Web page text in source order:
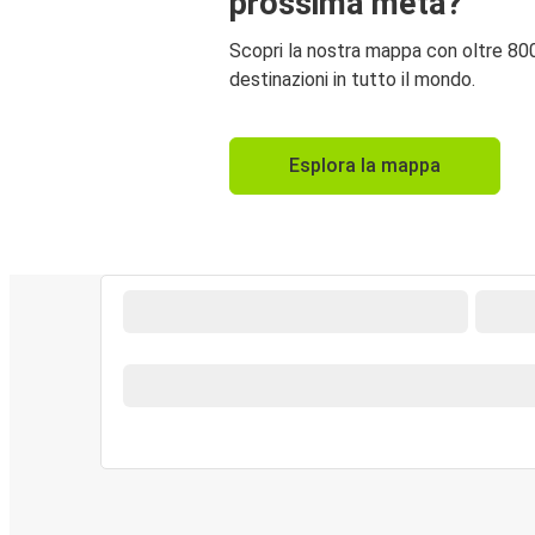
Scopri la nostra mappa con oltre
destinazioni in tutto il mondo.
Esplora la mappa